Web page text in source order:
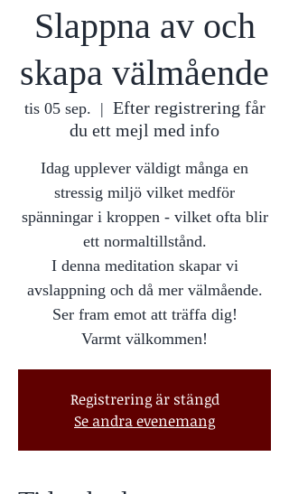
Slappna av och
skapa välmående
tis 05 sep.
  |
Efter registrering får
du ett mejl med info
Idag upplever väldigt många en
stressig miljö vilket medför
spänningar i kroppen - vilket ofta blir
ett normaltillstånd.
I denna meditation skapar vi
avslappning och då mer välmående.
Ser fram emot att träffa dig!
Varmt välkommen!
Registrering är stängd
Se andra evenemang